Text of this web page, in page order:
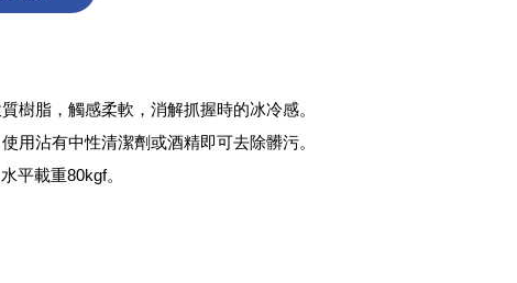
樹脂，觸感柔軟，消解抓握時的冰冷感。
用沾有中性清潔劑或酒精即可去除髒污。
平載重80kgf。